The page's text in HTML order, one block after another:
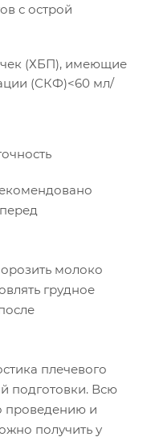
с острой
(ХБП), имеющие
(СКФ)<60 мл/
молоко
грудное
плечевого
подготовки. Всю
и
получить у